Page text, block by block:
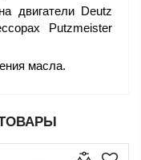
двигатели Deutz
Putzmeister
масла.